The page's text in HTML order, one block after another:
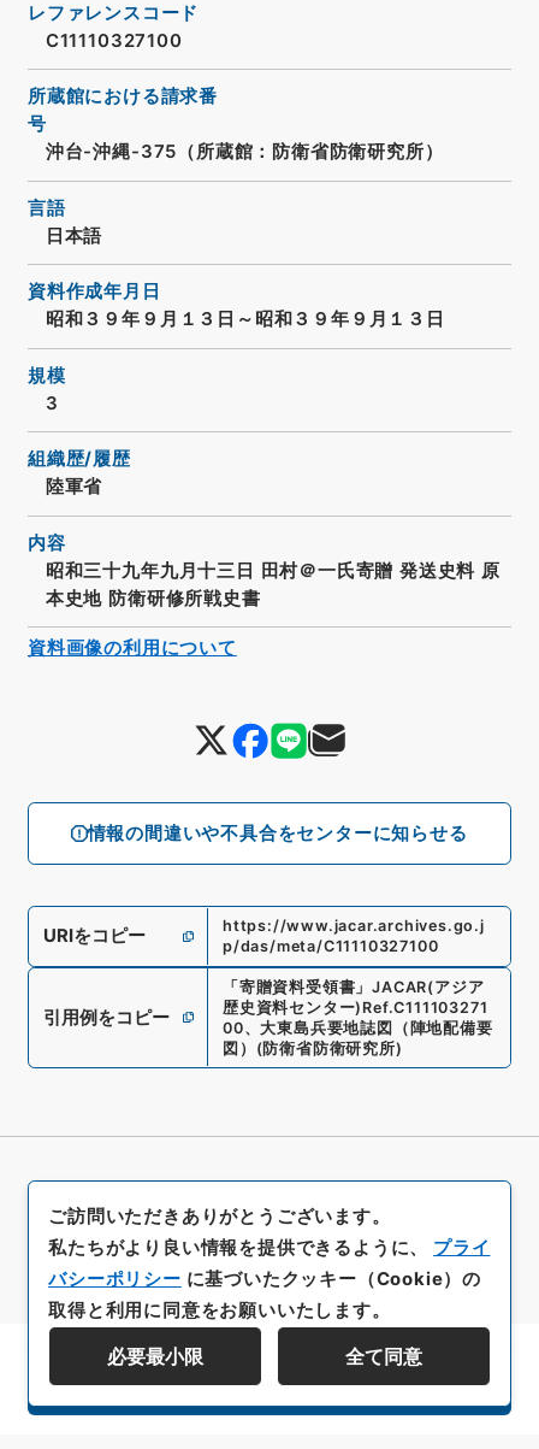
情報の間違いや不具合をセンターに知らせる
レファレンスコード
C11110327100
所蔵館における請求番
号
沖台-沖縄-375（所蔵館：防衛省防衛研究所）
言語
日本語
資料作成年月日
昭和３９年９月１３日～昭和３９年９月１３日
規模
3
組織歴/履歴
陸軍省
内容
昭和三十九年九月十三日 田村＠一氏寄贈 発送史料 原
本史地 防衛研修所戦史書
URIをコピー
https://www.jacar.archives.go.j
p/das/meta/C11110327100
引用例をコピー
「寄贈資料受領書 」JACAR(アジア
歴史資料センター) Ref.C111103271
00、大東島兵要地誌図（陣地配備要
図） (防衛省防衛研究所)
資料画像の利用について
資料群階層を表示する
ご訪問いただきありがとうございます。
私たちがより良い情報を提供できるように、 プライ
バシーポリシー に基づいたクッキー（Cookie）の
取得と利用に同意をお願いいたします。
必要最小限 全て同意